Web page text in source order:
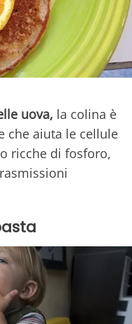
uova, la colina è
che aiuta le cellule
ricche di fosforo,